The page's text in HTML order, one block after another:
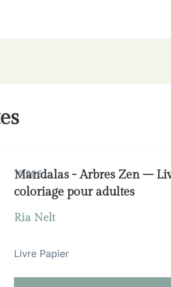
Mandalas - Arbres Zen –
coloriage pour adultes
Ria Nelt
Livre Papier
16,00€